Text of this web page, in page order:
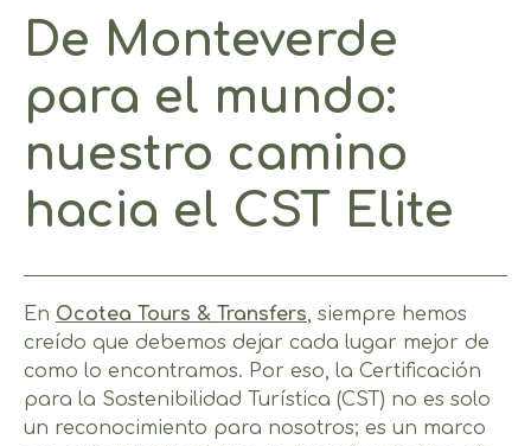
De Monteverde
para el mundo:
nuestro camino
hacia el CST Elite
En Ocotea Tours & Transfers, siempre hemos
creído que debemos dejar cada lugar mejor de
como lo encontramos. Por eso, la Certificación
para la Sostenibilidad Turística (CST) no es solo
un reconocimiento para nosotros; es un marco